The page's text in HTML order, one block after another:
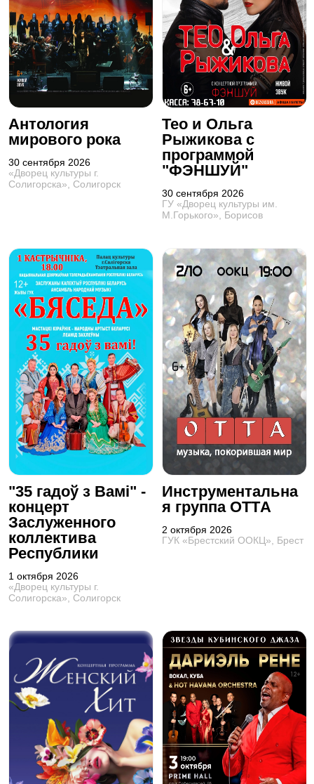
Антология
мирового рока
30 сентября 2026
«Дворец культуры г.
Солигорска», Солигорск
Тео и Ольга
Рыжикова с
программой
"ФЭНШУЙ"
30 сентября 2026
ГУ «Дворец культуры им.
М.Горького», Борисов
"35 гадоў з Вамі" -
концерт
Заслуженного
коллектива
Республики
1 октября 2026
«Дворец культуры г.
Солигорска», Солигорск
Инструментальна
я группа OTTА
2 октября 2026
ГУК «Брестский ООКЦ», Брест